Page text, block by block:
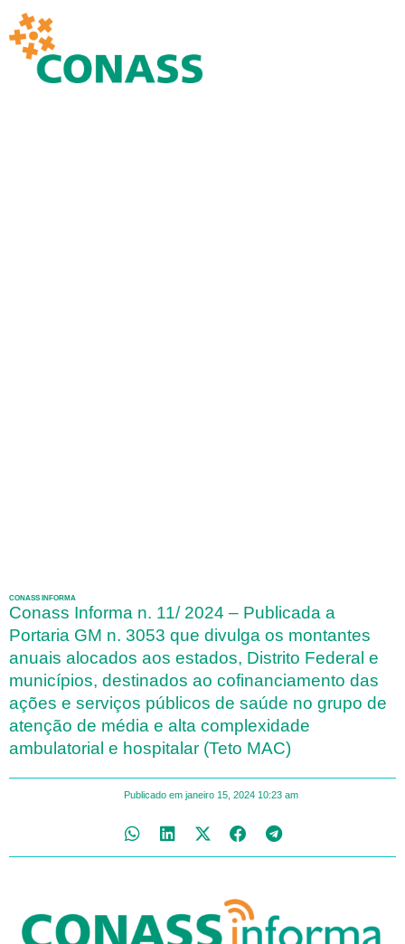
CONASS INFORMA
Conass Informa n. 11/ 2024 – Publicada a
Portaria GM n. 3053 que divulga os montantes
anuais alocados aos estados, Distrito Federal e
municípios, destinados ao cofinanciamento das
ações e serviços públicos de saúde no grupo de
atenção de média e alta complexidade
ambulatorial e hospitalar (Teto MAC)
Publicado em janeiro 15, 2024 10:23 am